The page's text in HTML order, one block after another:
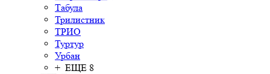
Табула
Трилистник
ТРИО
Туртур
Урбан
+ ЕЩЕ 8